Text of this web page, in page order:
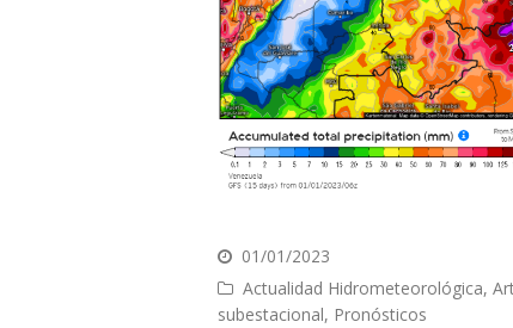
01/01/2023
Actualidad Hidrometeorológica,
subestacional, Pronósticos